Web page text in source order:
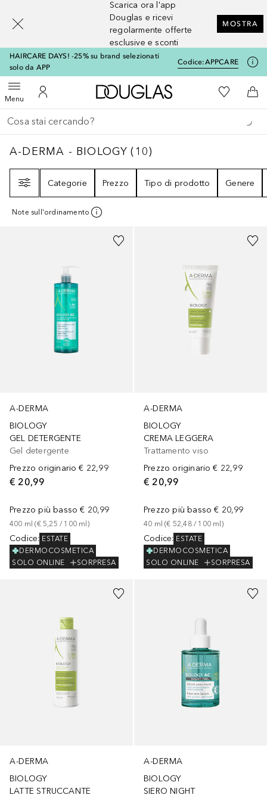
Scarica ora l'app
Douglas e ricevi
regolarmente offerte
esclusive e sconti
MOSTRA
HAIRCARE DAYS! -25% su brand selezionati
solo da APP
Codice:APPCARE
MenuApri menuAl Mio Account
A Douglas HomeAlla Mia
Al
Torna indietro
Esegui ricerca
A-DERMA - BIOLOGY 10
A-DERMA - BIOLOGY ( 10)
Categorie
Prezzo Tipo di prodotto Genere
Note sull'ordinamento
A-DERMA
BIOLOGY
GEL DETERGENTE
Gel detergente
Prezzo originario € 22,99
€ 20,99
Prezzo più basso € 20,99
400 ml (€ 5,25 / 100 ml )
Codice: ESTATE
DERMOCOSMETICA
SOLO ONLINE
SORPRESA
A-DERMA
BIOLOGY
CREMA LEGGERA
Trattamento viso
Prezzo originario € 22,99
€ 20,99
Prezzo più basso € 20,99
40 ml (€ 52,48 / 100 ml )
Codice: ESTATE
DERMOCOSMETICA
SOLO ONLINE
SORPRESA
A-DERMA
BIOLOGY
LATTE STRUCCANTE
A-DERMA
BIOLOGY
SIERO NIGHT
[navigation.slideout.screenreader]